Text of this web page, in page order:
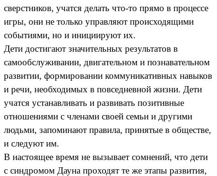
сверстников, учатся делать что-то прямо в процессе
игры, они не только управляют происходящими
событиями, но и инициируют их.
Дети достигают значительных результатов в
самообслуживании, двигательном и познавательном
развитии, формировании коммуникативных навыков
и речи, необходимых в повседневной жизни. Дети
учатся устанавливать и развивать позитивные
отношениями с членами своей семьи и другими
людьми, запоминают правила, принятые в обществе,
и следуют им.
В настоящее время не вызывает сомнений, что дети
с синдромом Дауна проходят те же этапы развития,